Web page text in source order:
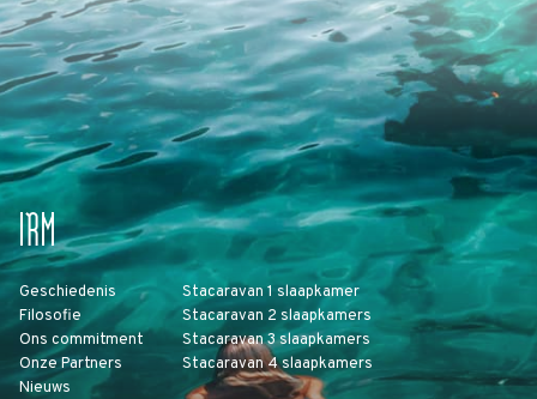
IRM
Geschiedenis
Filosofie
Ons commitment
Onze Partners
Nieuws
Stacaravan 1 slaapkamer
Stacaravan 2 slaapkamers
Stacaravan 3 slaapkamers
Stacaravan 4 slaapkamers